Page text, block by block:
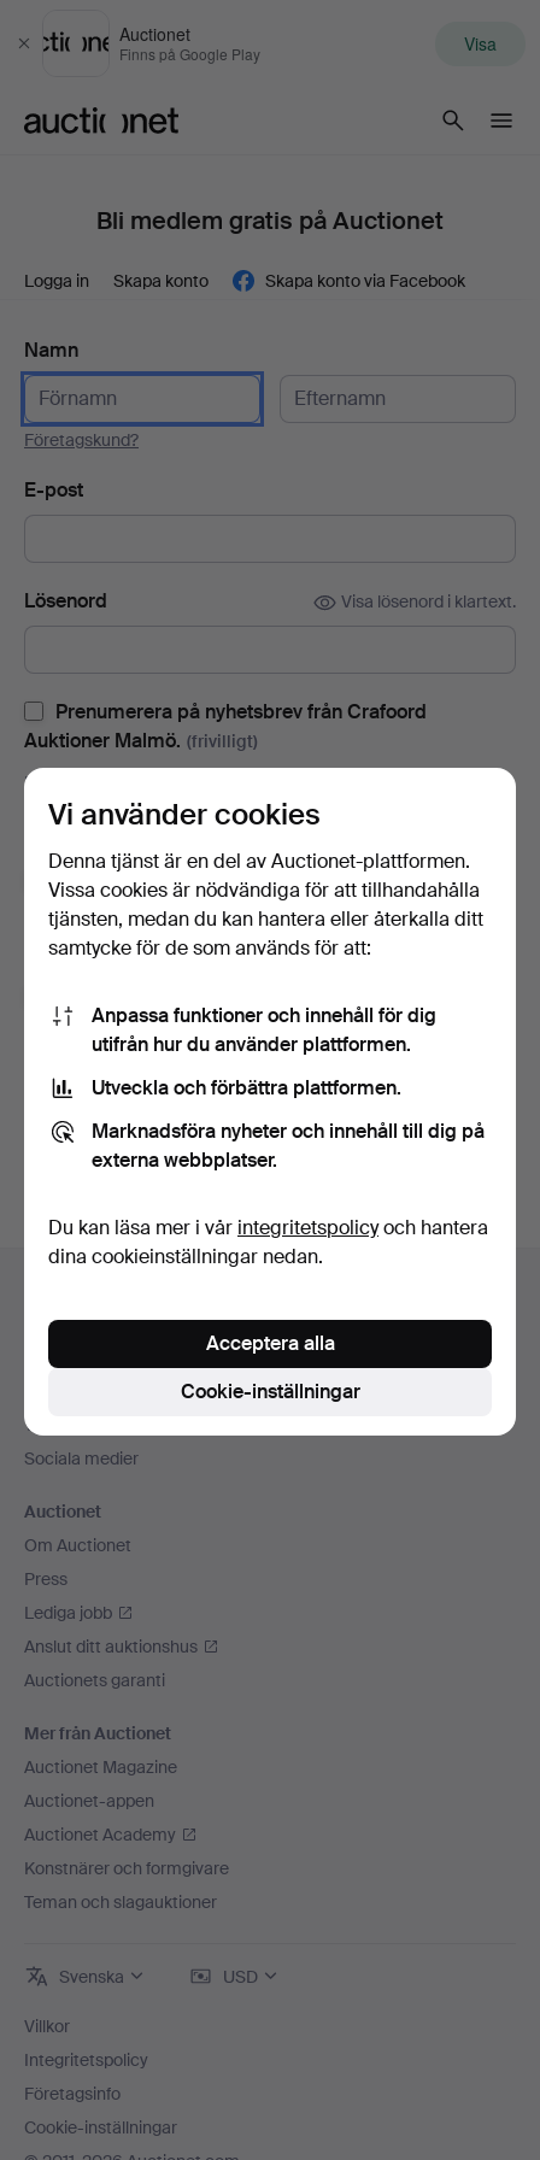
Stäng
Auctionet
Finns på Google Play Visa
Bli medlem gratis på Auctionet
Logga in Skapa konto Skapa konto via Facebook
Namn
Företagskund?
E-post
Lösenord Visa lösenord i klartext.
Prenumerera på nyhetsbrev från Crafoord
Auktioner Malmö. (frivilligt)
Med bl.a. auktionskataloger, inbjudningar till evenemang och
nyheter. Om du ångrar dig kan du enkelt avsluta
prenumerationen.
Prenumerera på Auctionets nyhetsbrev. (frivilligt)
Med bl.a. experttips, utvalda föremål och inspiration. Om du
ångrar dig kan du enkelt avsluta prenumerationen.
användarvillkoren,köpvillkoren samt bekräftar att jag
har tagit del avintegritetspolicyn.
Skapa konto
Sidfotsnavigation
Kontakta support
Alla auktionshus
Vi skickar med
Sociala medier
Auctionet
Om Auctionet
Press
Lediga jobb
Anslut ditt auktionshus
Auctionets garanti
Mer från Auctionet
Auctionet Magazine
Auctionet-appen
Auctionet Academy
Konstnärer och formgivare
Teman och slagauktioner
Svenska USD
Villkor
Integritetspolicy
Företagsinfo
Cookie-inställningar
Vi använder cookies
Denna tjänst är en del av Auctionet-plattformen.
Vissa cookies är nödvändiga för att tillhandahålla
tjänsten, medan du kan hantera eller återkalla ditt
samtycke för de som används för att:
Anpassa funktioner och innehåll för dig
utifrån hur du använder plattformen.
Utveckla och förbättra plattformen.
Marknadsföra nyheter och innehåll till dig på
externa webbplatser.
Du kan läsa mer i vår integritetspolicyoch hantera
dina cookieinställningar nedan.
Cookie-inställningar
Acceptera alla